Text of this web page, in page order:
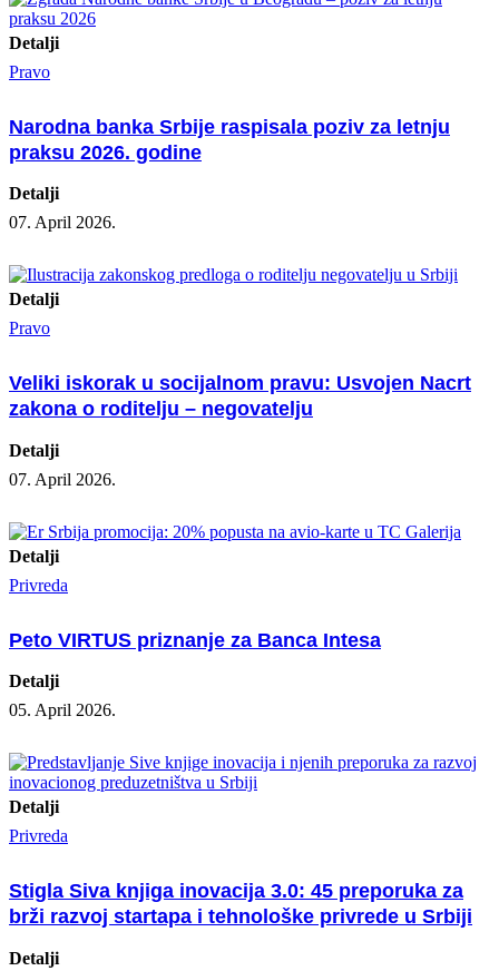
Detalji
Pravo
Narodna banka Srbije raspisala poziv za letnju
praksu 2026. godine
Detalji
07. April 2026.
Detalji
Pravo
Veliki iskorak u socijalnom pravu: Usvojen Nacrt
zakona o roditelju – negovatelju
Detalji
07. April 2026.
Detalji
Privreda
Peto VIRTUS priznanje za Banca Intesa
Detalji
05. April 2026.
Detalji
Privreda
Stigla Siva knjiga inovacija 3.0: 45 preporuka za
brži razvoj startapa i tehnološke privrede u Srbiji
Detalji